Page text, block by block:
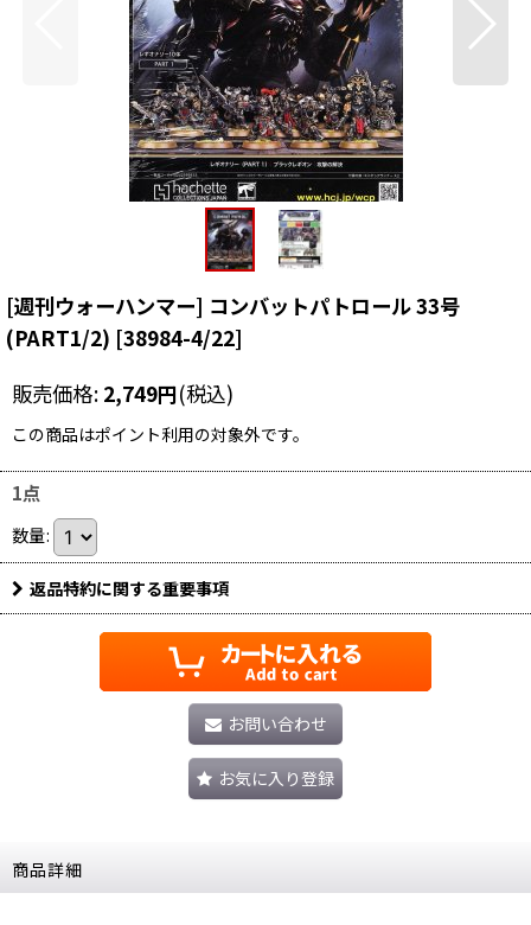
[週刊ウォーハンマー] コンバットパトロール 33号
(PART1/2) [38984-4/22]
販売価格: 2,749円(税込)
この商品はポイント利用の対象外です。
1点
数量:
返品特約に関する重要事項
お問い合わせ
お気に入り登録
商品詳細